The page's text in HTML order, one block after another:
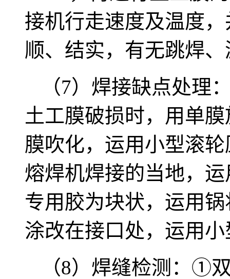
接机行走速度及温度
顺、结实，有无跳焊
（7）焊接缺点处
土工膜破损时，用单
膜吹化，运用小型滚
熔焊机焊接的当地，
专用胶为块状，运用
涂改在接口处，运用
（8）焊缝检测：①